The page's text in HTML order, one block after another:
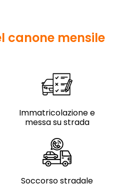
canone mensile
Immatricolazione e
messa su strada
Soccorso stradale